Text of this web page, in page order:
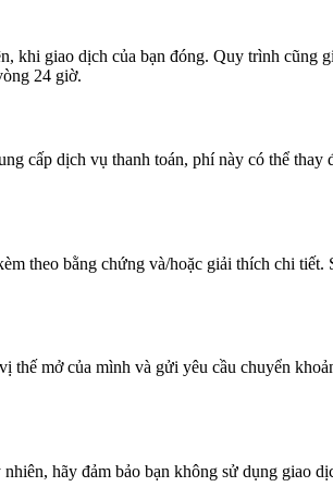
khi giao dịch của bạn đóng. Quy trình cũng
24 giờ.
cấp dịch vụ thanh toán, phí này có thể thay
theo bằng chứng và/hoặc giải thích chi tiết.
thế mở của mình và gửi yêu cầu chuyển
hãy đảm bảo bạn không sử dụng giao